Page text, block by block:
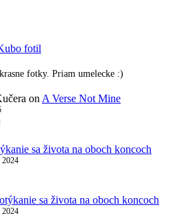
fotil
fotky. Priam umelecke :)
on A Verse Not Mine
sa života na oboch koncoch
2024
sa života na oboch koncoch
2024